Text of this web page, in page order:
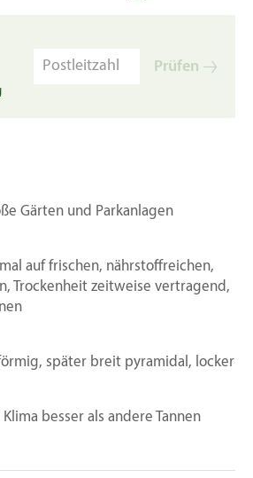
Prüfen
Gärten und Parkanlagen
auf frischen, nährstoffreichen,
Trockenheit zeitweise vertragend,
später breit pyramidal, locker
besser als andere Tannen